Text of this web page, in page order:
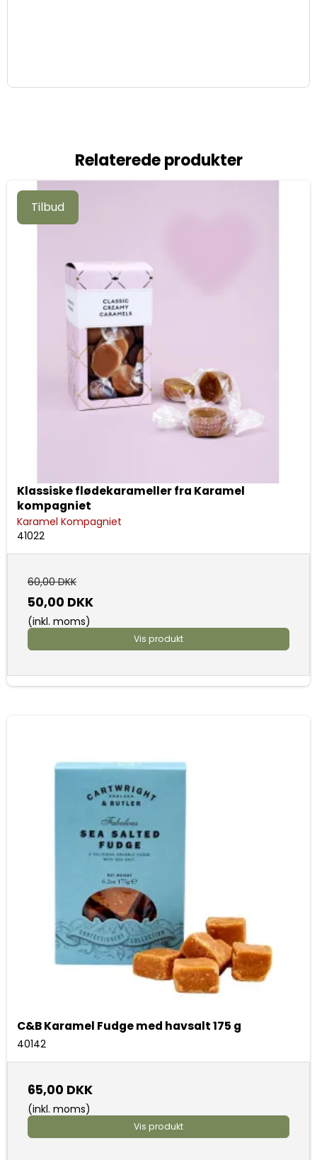
Relaterede produkter
Tilbud
Klassiske flødekarameller fra Karamel
kompagniet
Karamel Kompagniet
41022
60,00 DKK
50,00 DKK
(inkl. moms)
Vis produkt
C&B Karamel Fudge med havsalt 175 g
40142
65,00 DKK
(inkl. moms)
Vis produkt